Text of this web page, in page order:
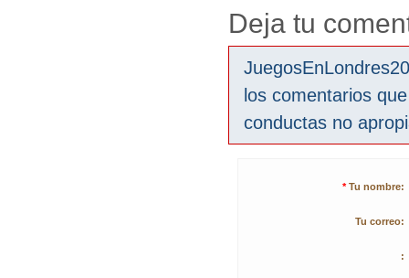
Deja tu
los comentarios
conductas no
* Tu nombre:
Tu correo:
: